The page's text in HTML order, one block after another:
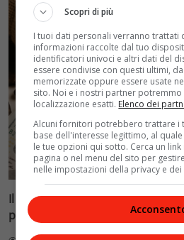
Il caffè vola: prezzi su del 30%
pazzo, magazzini vuoti e El Niño
Scopri di più
I tuoi dati personali verranno trattati
informazioni raccolte dal tuo
identificatori univoci e altri dati del
essere condivise con questi ultimi,
memorizzate oppure essere usate
sito. Noi e i nostri partner
localizzazione esatti. Elenco dei
Alcuni fornitori potrebbero trattare i
base dell'interesse legittimo, al
le tue opzioni qui sotto. Cerca un
pagina o nel menu del sito per
nelle impostazioni della privacy e dei